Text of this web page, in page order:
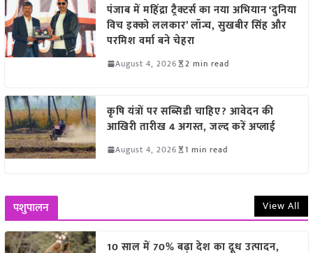
पंजाब में महिंद्रा ट्रैक्टर्स का नया अभियान ‘दुनिया
विच इक्को ललकार’ लॉन्च, सुखबीर सिंह और
परमिश वर्मा बने चेहरा
August 4, 2026 2 min read
कृषि यंत्रों पर सब्सिडी चाहिए? आवेदन की
आखिरी तारीख 4 अगस्त, जल्द करें अप्लाई
August 4, 2026 1 min read
पशुपालन View All
10 साल में 70% बढ़ा देश का दूध उत्पादन,